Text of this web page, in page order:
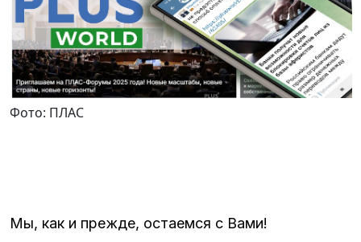
Фото: ПЛАС
Мы, как и прежде, остаемся с Вами!